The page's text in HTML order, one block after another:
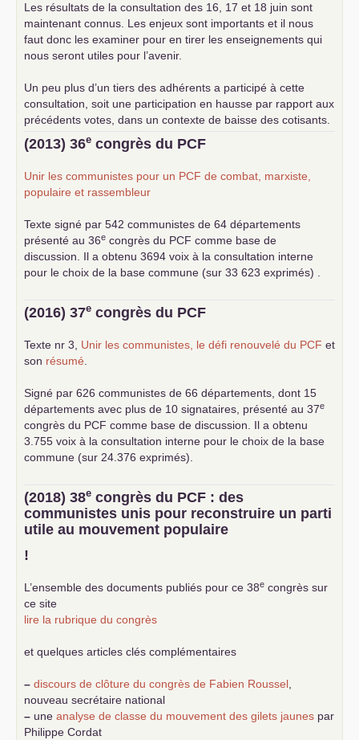
Les résultats de la consultation des 16, 17 et 18 juin sont
maintenant connus. Les enjeux sont importants et il nous
faut donc les examiner pour en tirer les enseignements qui
nous seront utiles pour l’avenir.
Un peu plus d’un tiers des adhérents a participé à cette
consultation, soit une participation en hausse par rapport aux
précédents votes, dans un contexte de baisse des cotisants.
... lire la suite
(2013) 36e congrès du PCF
Unir les communistes pour un PCF de combat, marxiste,
populaire et rassembleur
Texte signé par 542 communistes de 64 départements
présenté au 36e congrès du PCF comme base de
discussion. Il a obtenu 3694 voix à la consultation interne
pour le choix de la base commune (sur 33 623 exprimés) .
(2016) 37e congrès du PCF
Texte nr 3, Unir les communistes, le défi renouvelé du PCF et
son résumé
Signé par 626 communistes de 66 départements, dont 15
départements avec plus de 10 signataires, présenté au 37e
congrès du PCF comme base de discussion. Il a obtenu
3.755 voix à la consultation interne pour le choix de la base
commune (sur 24.376 exprimés).
(2018) 38e congrès du PCF : des
communistes unis pour reconstruire un parti
utile au mouvement populaire
!
L’ensemble des documents publiés pour ce 38e congrès sur
ce site
lire la rubrique du congrès
et quelques articles clés complémentaires
– discours de clôture du congrès de Fabien Roussel
nouveau secrétaire national
– une analyse de classe du mouvement des gilets jaunes par
Philippe Cordat